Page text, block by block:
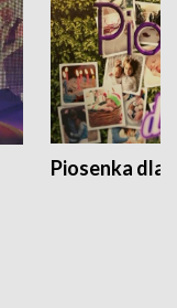
Piosenka dla